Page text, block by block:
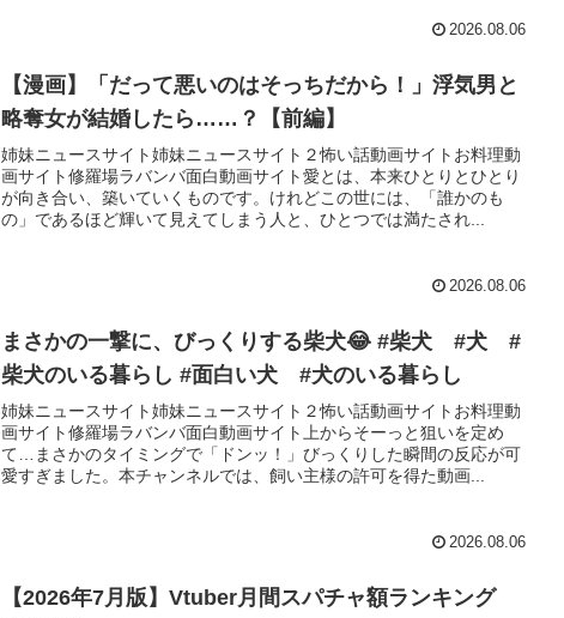
2026.08.06
【漫画】「だって悪いのはそっちだから！」浮気男と
略奪女が結婚したら……？【前編】
姉妹ニュースサイト姉妹ニュースサイト２怖い話動画サイトお料理動
画サイト修羅場ラバンバ面白動画サイト愛とは、本来ひとりとひとり
が向き合い、築いていくものです。けれどこの世には、「誰かのも
の」であるほど輝いて見えてしまう人と、ひとつでは満たされ...
2026.08.06
まさかの一撃に、びっくりする柴犬😂 #柴犬 #犬 #
柴犬のいる暮らし #面白い犬 #犬のいる暮らし
姉妹ニュースサイト姉妹ニュースサイト２怖い話動画サイトお料理動
画サイト修羅場ラバンバ面白動画サイト上からそーっと狙いを定め
て…まさかのタイミングで「ドンッ！」びっくりした瞬間の反応が可
愛すぎました。本チャンネルでは、飼い主様の許可を得た動画...
2026.08.06
【2026年7月版】Vtuber月間スパチャ額ランキング